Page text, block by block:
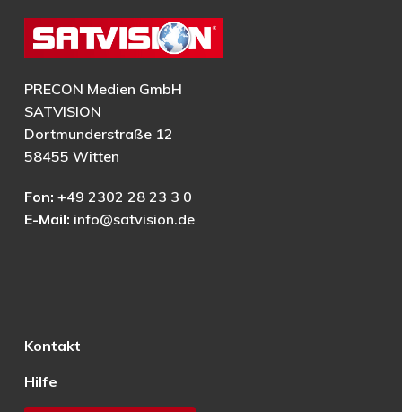
PRECON Medien GmbH
SATVISION
Dortmunderstraße 12
58455 Witten
Fon: +49 2302 28 23 3 0
E-Mail: info@satvision.de
Kontakt
Hilfe